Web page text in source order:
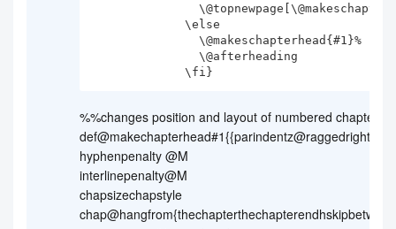
               \@topnewpage[\@makeschapterhead{#1}]%
             \else
               \@makeschapterhead{#1}%
               \@afterheading
%%changes position and layout of numbered chapter
hyphenpenalty @M
interlinepenalty@M
chapsizechapstyle